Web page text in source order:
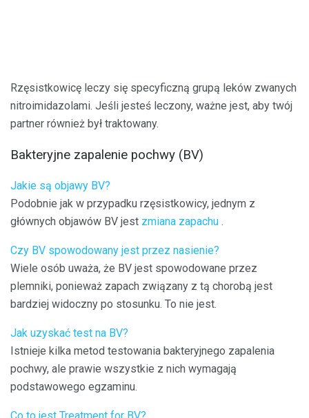
Rzęsistkowicę leczy się specyficzną grupą leków zwanych
nitroimidazolami. Jeśli jesteś leczony, ważne jest, aby twój
partner również był traktowany.
Bakteryjne zapalenie pochwy (BV)
Jakie są objawy BV?
Podobnie jak w przypadku rzęsistkowicy, jednym z
głównych objawów BV jest zmiana zapachu .
Czy BV spowodowany jest przez nasienie?
Wiele osób uważa, że ​​BV jest spowodowane przez
plemniki, ponieważ zapach związany z tą chorobą jest
bardziej widoczny po stosunku. To nie jest.
Jak uzyskać test na BV?
Istnieje kilka metod testowania bakteryjnego zapalenia
pochwy, ale prawie wszystkie z nich wymagają
podstawowego egzaminu.